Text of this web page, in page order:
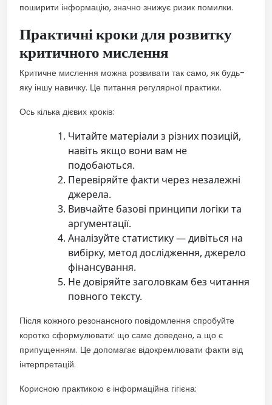
поширити інформацію, значно знижує ризик помилки.
Практичні кроки для розвитку
критичного мислення
Критичне мислення можна розвивати так само, як будь-
яку іншу навичку. Це питання регулярної практики.
Ось кілька дієвих кроків:
Читайте матеріали з різних позицій,
навіть якщо вони вам не
подобаються.
Перевіряйте факти через незалежні
джерела.
Вивчайте базові принципи логіки та
аргументації.
Аналізуйте статистику — дивіться на
вибірку, метод дослідження, джерело
фінансування.
Не довіряйте заголовкам без читання
повного тексту.
Після кожного резонансного повідомлення спробуйте
коротко сформулювати: що саме доведено, а що є
припущенням. Це допомагає відокремлювати факти від
інтерпретацій.
Корисною практикою є інформаційна гігієна: